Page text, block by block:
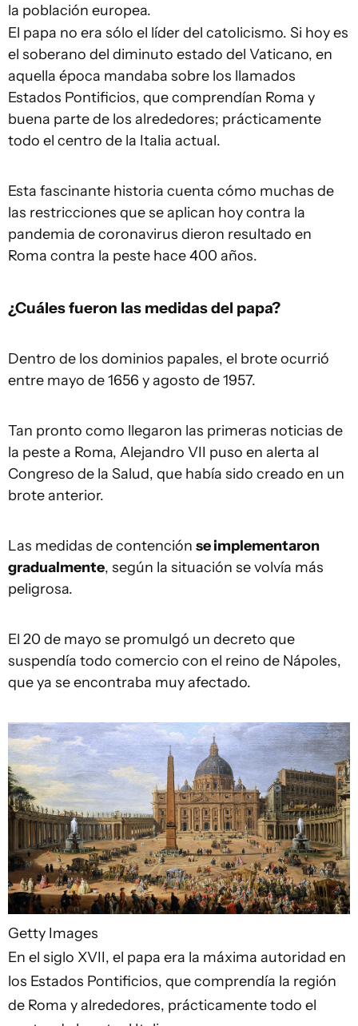
la población europea.
El papa no era sólo el líder del catolicismo. Si hoy es
el soberano del diminuto estado del Vaticano, en
aquella época mandaba sobre los llamados
Estados Pontificios, que comprendían Roma y
buena parte de los alrededores; prácticamente
todo el centro de la Italia actual.
Esta fascinante historia cuenta cómo muchas de
las restricciones que se aplican hoy contra la
pandemia de coronavirus dieron resultado en
Roma contra la peste hace 400 años.
¿Cuáles fueron las medidas del papa?
Dentro de los dominios papales, el brote ocurrió
entre mayo de 1656 y agosto de 1957.
Tan pronto como llegaron las primeras noticias de
la peste a Roma, Alejandro VII puso en alerta al
Congreso de la Salud, que había sido creado en un
brote anterior.
Las medidas de contención se implementaron
gradualmente, según la situación se volvía más
peligrosa.
El 20 de mayo se promulgó un decreto que
suspendía todo comercio con el reino de Nápoles,
que ya se encontraba muy afectado.
Getty Images
En el siglo XVII, el papa era la máxima autoridad en
los Estados Pontificios, que comprendía la región
de Roma y alrededores, prácticamente todo el